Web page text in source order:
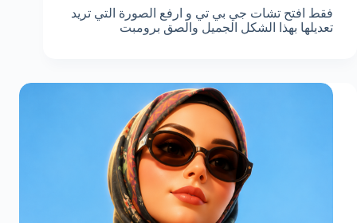
فقط افتح تشات جي بي تي و ارفع الصورة التي تريد
تعديلها بهذا الشكل الجميل والصق برومبت